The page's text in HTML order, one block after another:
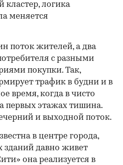
кластер, логика
меняется
поток жителей, а два
с разными
покупки. Так,
трафик в будни и в
время, когда в чисто
первых этажах тишина.
и выходной поток.
в центре города,
зданий давно живет
она реализуется в